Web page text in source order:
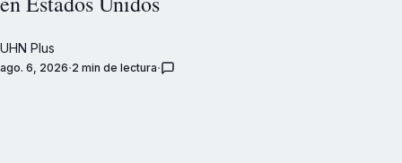
UHN Plus
ago. 6, 2026 2 min de lectura